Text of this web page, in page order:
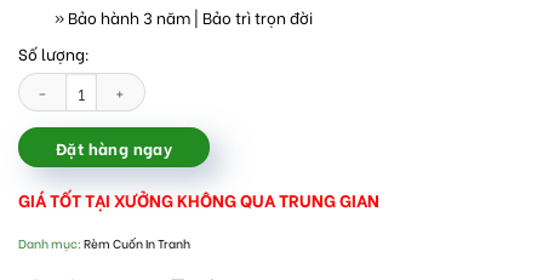
» Bảo hành 3 năm | Bảo trì trọn đời
Số lượng:
Rèm cuốn in tranh đẹp giá rẻ số lượng
Đặt hàng ngay
GIÁ TỐT TẠI XƯỞNG KHÔNG QUA TRUNG GIAN
Danh mục: Rèm Cuốn In Tranh